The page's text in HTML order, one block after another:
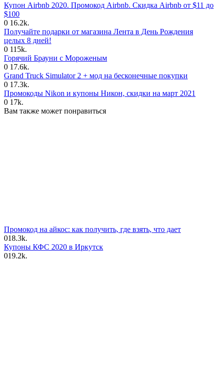
Купон Airbnb 2020. Промокод Airbnb. Скидка Airbnb от $11 до
$100
0 16.2k.
Получайте подарки от магазина Лента в День Рождения
целых 8 дней!
0 115k.
Горячий Брауни с Мороженым
0 17.6k.
Grand Truck Simulator 2 + мод на бесконечные покупки
0 17.3k.
Промокоды Nikon и купоны Никон, скидки на март 2021
0 17k.
Вам также может понравиться
Промокод на айкос: как получить, где взять, что дает
018.3k.
Купоны КФС 2020 в Иркутск
019.2k.